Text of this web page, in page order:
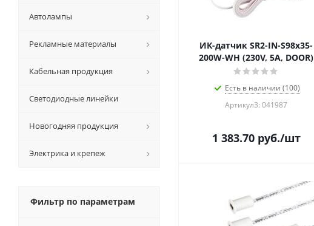
ИК-датчик SR2-IN-S98x35-
200W-WH (230V, 5A, DOOR)
Есть в наличии (100)
Артикул3: 041987
1 383.70руб./шт
Автолампы
Рекламные материалы
Кабельная продукция
Светодиодные линейки
Новогодняя продукция
Электрика и крепеж
Фильтр по параметрам